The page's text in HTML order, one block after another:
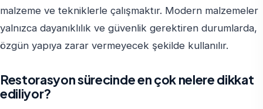
malzeme ve tekniklerle çalışmaktır. Modern malzemeler
yalnızca dayanıklılık ve güvenlik gerektiren durumlarda,
özgün yapıya zarar vermeyecek şekilde kullanılır.
Restorasyon sürecinde en çok nelere dikkat
ediliyor?